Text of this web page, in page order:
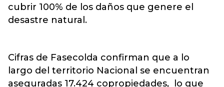
cubrir 100% de los daños que genere el
desastre natural.
Cifras de Fasecolda confirman que a lo
largo del territorio Nacional se encuentran
aseguradas 17.424 copropiedades, lo que